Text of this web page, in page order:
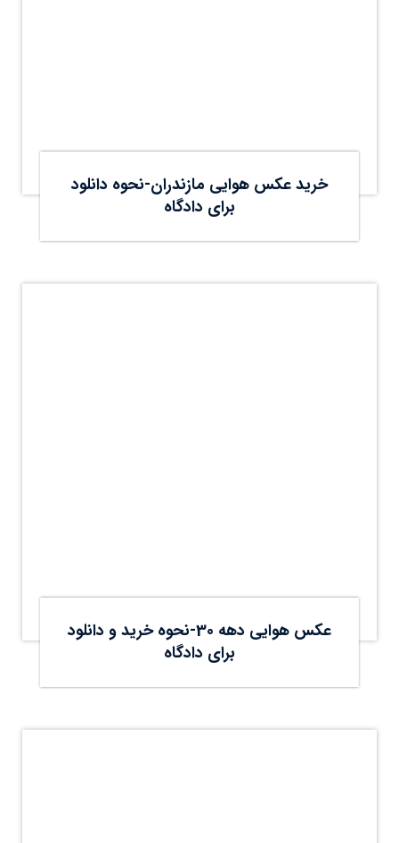
خرید عکس هوایی مازندران-نحوه دانلود
برای دادگاه
عکس هوایی دهه 30-نحوه خرید و دانلود
برای دادگاه